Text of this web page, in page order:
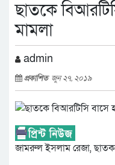
ছাতকে
মামলা
admin
প্রকাশিত জুন ২৭, ২০১৯
জামরুল ইসলাম রেজা, ছাতক